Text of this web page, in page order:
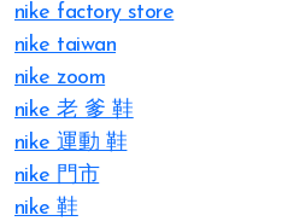
nike factory store
nike taiwan
nike zoom
nike 老 爹 鞋
nike 運動 鞋
nike 門市
nike 鞋